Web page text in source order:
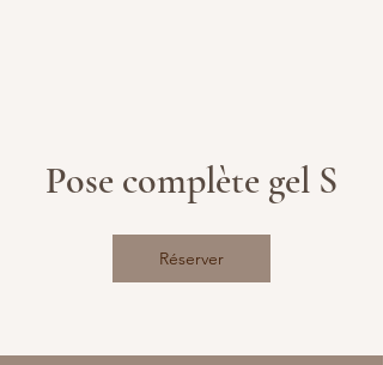
Pose complète gel S
Réserver